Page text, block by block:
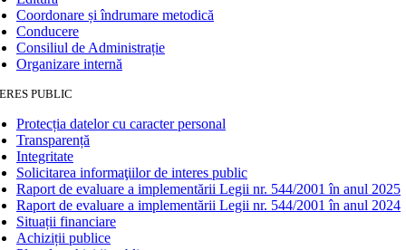
Coordonare și îndrumare metodică
Conducere
Consiliul de Administrație
Organizare internă
PUBLIC
Protecția datelor cu caracter personal
Transparență
Integritate
Solicitarea informaţiilor de interes public
Raport de evaluare a implementării Legii nr. 544/2001 în anul 2025
Raport de evaluare a implementării Legii nr. 544/2001 în anul 2024
Situații financiare
Achiziții publice